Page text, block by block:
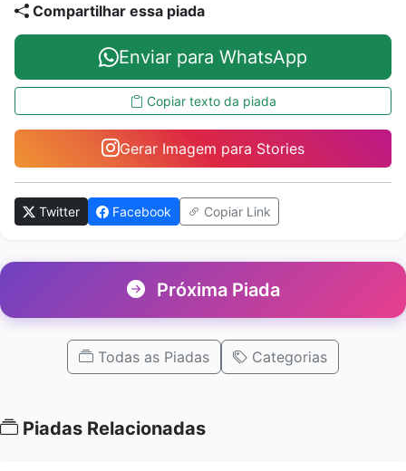
Compartilhar essa piada
Enviar para WhatsApp
Copiar texto da piada
Gerar Imagem para Stories
Twitter Facebook Copiar Link
Próxima Piada
Todas as Piadas Categorias
Piadas Relacionadas